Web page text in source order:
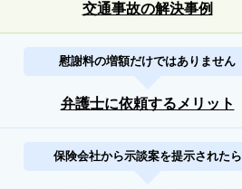
交通事故の解決事例
慰謝料の増額だけではありません
弁護士に依頼するメリット
保険会社から示談案を提示されたら